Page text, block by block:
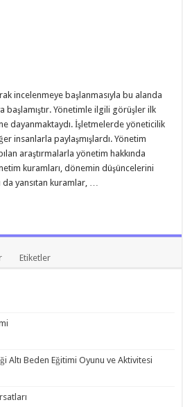
incelenmeye başlanmasıyla bu alanda
başlamıştır. Yönetimle ilgili görüşler ilk
dayanmaktaydı. İşletmelerde yöneticilik
insanlarla paylaşmışlardı. Yönetim
araştırmalarla yönetim hakkında
kuramları, dönemin düşüncelerini
da yansıtan kuramlar, …
Etiketler
Altı Beden Eğitimi Oyunu ve Aktivitesi